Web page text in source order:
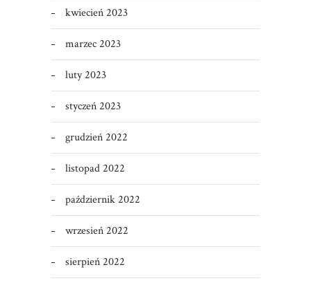
kwiecień 2023
marzec 2023
luty 2023
styczeń 2023
grudzień 2022
listopad 2022
październik 2022
wrzesień 2022
sierpień 2022